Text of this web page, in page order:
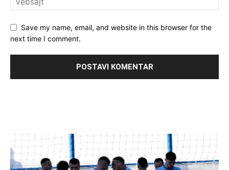
Save my name, email, and website in this browser for the
next time I comment.